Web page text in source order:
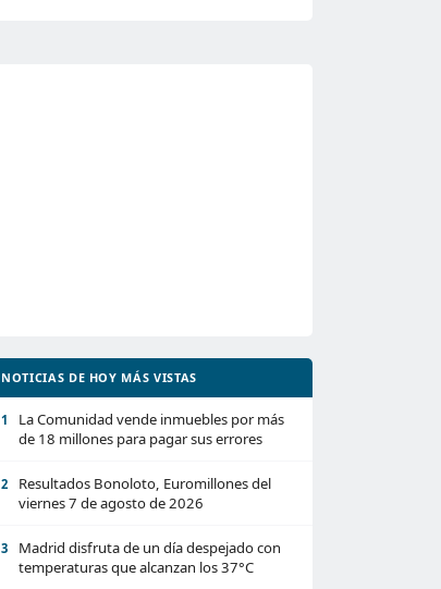
NOTICIAS DE HOY MÁS VISTAS
1
La Comunidad vende inmuebles por más
de 18 millones para pagar sus errores
2
Resultados Bonoloto, Euromillones del
viernes 7 de agosto de 2026
3
Madrid disfruta de un día despejado con
temperaturas que alcanzan los 37°C